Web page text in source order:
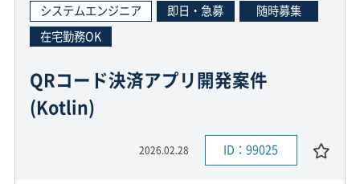
システムエンジニア
即日・急募
随時募集
在宅勤務OK
QRコード決済アプリ開発案件
(Kotlin)
2026.02.28 ID：99025